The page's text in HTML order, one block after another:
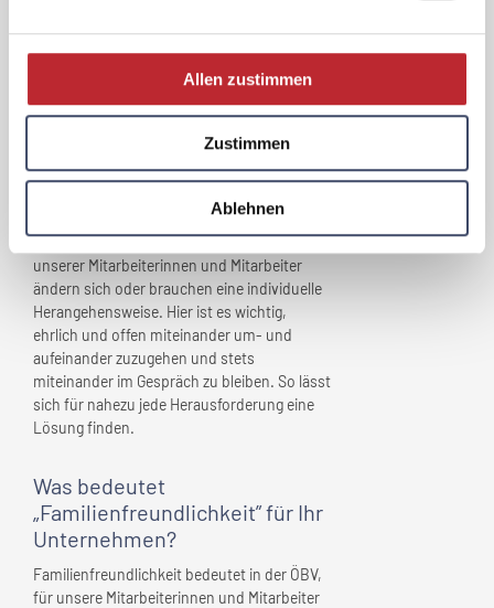
Allen zustimmen
Zustimmen
Ablehnen
Welche Herausforderungen
haben sich im Zuge der
„Familienfreundlichkeit” fürIhr
ergeben?
Nicht alle im Sinne der Vereinbarkeit von
finden den angenommenen und erwarteten
Anklang. Die Bedürfnisse und Wünsche
unserer Mitarbeiterinnen und Mitarbeiter
ändern sich oder brauchen eine individuelle
Herangehensweise. Hier ist es wichtig,
ehrlich und offen miteinander um- und
aufeinander zuzugehen und stets
miteinander im Gespräch zu bleiben. So lässt
sich für nahezu jede Herausforderung eine
Lösung finden.
Was bedeutet
„Familienfreundlichkeit” für Ihr
Unternehmen?
Familienfreundlichkeit bedeutet in der ÖBV,
für unsere Mitarbeiterinnen und Mitarbeiter